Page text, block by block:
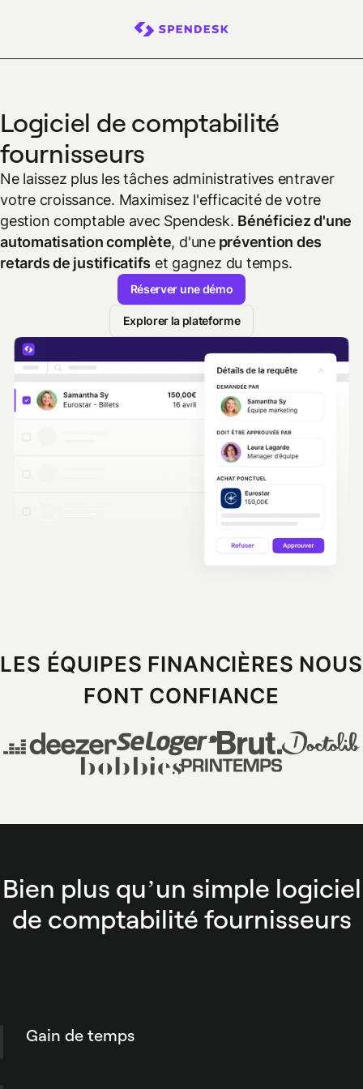
Logiciel de comptabilité
fournisseurs
Ne laissez plus les tâches administratives entraver
votre croissance. Maximisez l'efficacité de votre
gestion comptable avec Spendesk. Bénéficiez d'une
automatisation complète, d'uneprévention des
retards de justificatifs et gagnez du temps.
Réserver une démo
Explorer la plateforme
LES ÉQUIPES FINANCIÈRES NOUS
FONT CONFIANCE
Bien plus qu’un simple logiciel
de comptabilité fournisseurs
Gain de temps